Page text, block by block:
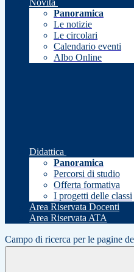
Novità
Panoramica
Le notizie
Le circolari
Calendario eventi
Albo Online
Didattica
Panoramica
Percorsi di studio
Offerta formativa
I progetti delle classi
Area Riservata Docenti
Area Riservata ATA
Campo di ricerca per le pagine